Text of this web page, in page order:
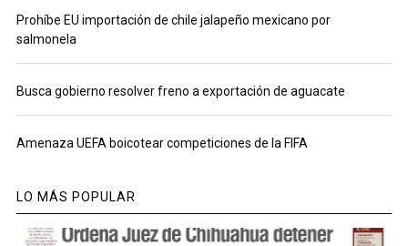
Prohíbe EU importación de chile jalapeño mexicano por
salmonela
Busca gobierno resolver freno a exportación de aguacate
Amenaza UEFA boicotear competiciones de la FIFA
LO MÁS POPULAR